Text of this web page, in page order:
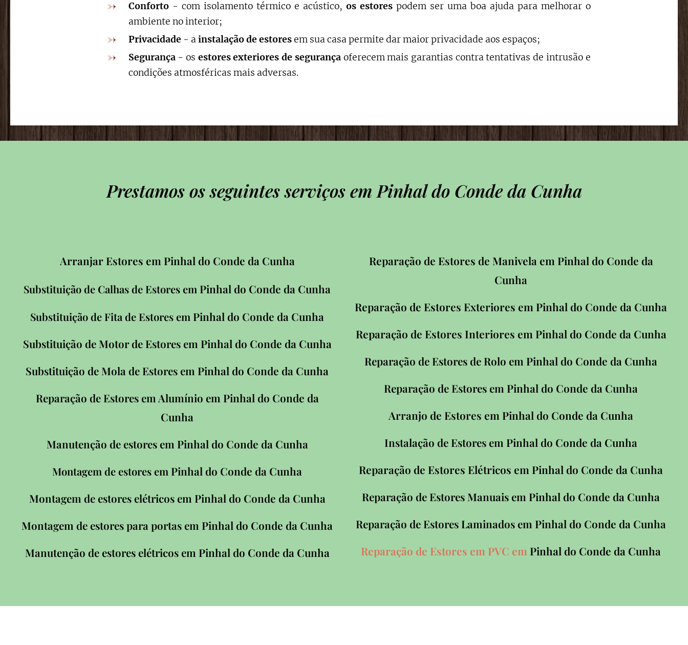
Conforto- com isolamento térmico e acústico, os estores podem ser uma boa ajuda para melhorar o
ambiente no interior;
Privacidade - ainstalação de estoresem sua casa permite dar maior privacidade aos espaços;
Segurança- os estores exteriores de segurança oferecem mais garantias contra tentativas de intrusão e
condições atmosféricas mais adversas.
Prestamos os seguintes serviços em Pinhal do Conde da Cunha
Arranjar Estores em Pinhal do Conde da Cunha
Substituição de Calhas de Estores em Pinhal do Conde da Cunha
Substituição de Fita de Estores em Pinhal do Conde da Cunha
Substituição de Motor de Estores em Pinhal do Conde da Cunha
Substituição de Mola de Estores em Pinhal do Conde da Cunha
Reparação de Estores em Alumínio em Pinhal do Conde da
Cunha
Manutenção de estores em Pinhal do Conde da Cunha
Montagem de estores em Pinhal do Conde da Cunha
Montagem de estores elétricos em Pinhal do Conde da Cunha
Montagem de estores para portas em Pinhal do Conde da Cunha
Manutenção de estores elétricos em Pinhal do Conde da Cunha
Reparação de Estores de Manivela em Pinhal do Conde da
Cunha
Reparação de Estores Exteriores em Pinhal do Conde da Cunha
Reparação de Estores Interiores em Pinhal do Conde da Cunha
Reparação de Estores de Rolo em Pinhal do Conde da Cunha
Reparação de Estores em Pinhal do Conde da Cunha
Arranjo de Estores em Pinhal do Conde da Cunha
Instalação de Estores em Pinhal do Conde da Cunha
Reparação de Estores Elétricos em Pinhal do Conde da Cunha
Reparação de Estores Manuais em Pinhal do Conde da Cunha
Reparação de Estores Laminados em Pinhal do Conde da Cunha
Reparação de Estores em PVC em Pinhal do Conde da Cunha